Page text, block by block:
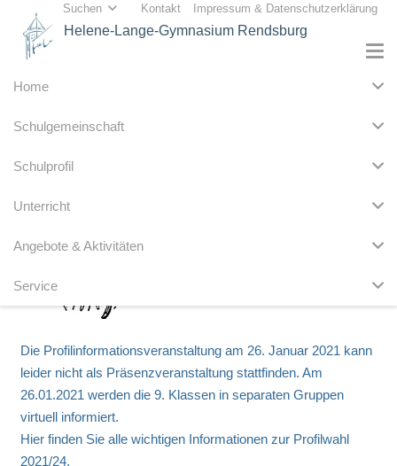
Suchen Kontakt Impressum & Datenschutzerklärung
Helene-Lange-Gymnasium Rendsburg
Home
Schulgemeinschaft
Schulprofil
Unterricht
Angebote & Aktivitäten
Service
Die Profilinformationsveranstaltung am 26. Januar 2021 kann
leider nicht als Präsenzveranstaltung stattfinden. Am
26.01.2021 werden die 9. Klassen in separaten Gruppen
virtuell informiert.
Hier finden Sie alle wichtigen Informationen zur Profilwahl
2021/24.